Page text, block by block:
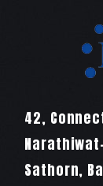
42,
Sathorn,